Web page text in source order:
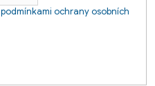
podmínkami ochrany osobních